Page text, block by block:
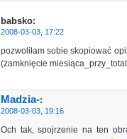
babsko:
2008-03-03, 17:22
pozwoliłam sobie skopiować
(zamknięcie
Madzia-:
2008-03-03, 19:16
Och tak, spojrzenie na ten